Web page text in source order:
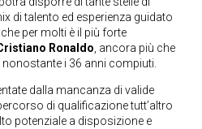
di talento ed esperienza guidato
per molti è il più forte
Ronaldo, ancora più che
i 36 anni compiuti.
dalla mancanza di valide
di qualificazione tutt’altro
potenziale a disposizione e